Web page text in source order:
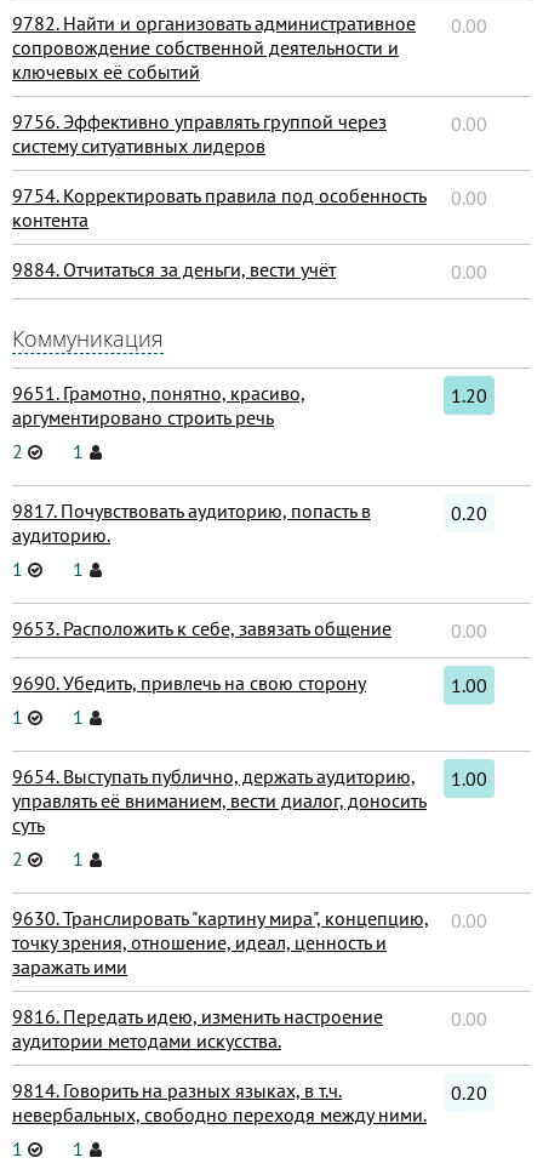
9782. Найти и организовать административное
сопровождение собственной деятельности и
ключевых её событий
0.00
9756. Эффективно управлять группой через
систему ситуативных лидеров
0.00
9754. Корректировать правила под особенность
контента
0.00
9884. Отчитаться за деньги, вести учёт 0.00
Коммуникация
9651. Грамотно, понятно, красиво,
аргументировано строить речь
2
1
1.20
9817. Почувствовать аудиторию, попасть в
аудиторию.
1
1
0.20
9653. Расположить к себе, завязать общение 0.00
9690. Убедить, привлечь на свою сторону
1
1
1.00
9654. Выступать публично, держать аудиторию,
управлять её вниманием, вести диалог, доносить
суть
2
1
1.00
9630. Транслировать "картину мира", концепцию,
точку зрения, отношение, идеал, ценность и
заражать ими
0.00
9816. Передать идею, изменить настроение
аудитории методами искусства.
0.00
9814. Говорить на разных языках, в т.ч.
невербальных, свободно переходя между ними.
1
1
0.20